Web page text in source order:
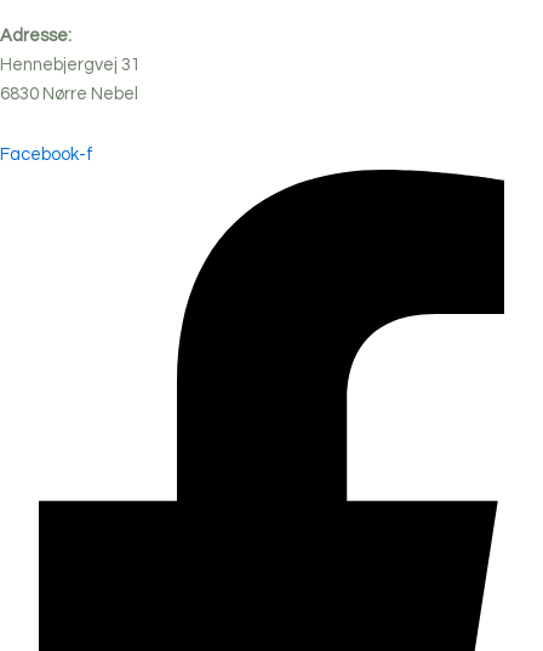
Adresse:
Hennebjergvej 31
6830 Nørre Nebel
Facebook-f